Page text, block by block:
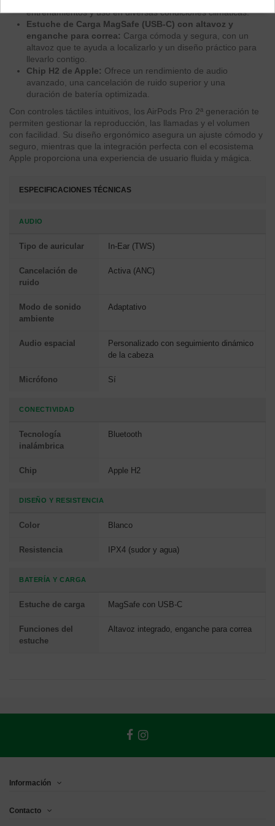
entrenamientos y uso en diversas condiciones climáticas.
Estuche de Carga MagSafe (USB-C) con altavoz y
enganche para correa: Carga cómoda y segura, con un
altavoz que te ayuda a localizarlo y un diseño práctico para
llevarlo contigo.
Chip H2 de Apple: Ofrece un rendimiento de audio
avanzado, una cancelación de ruido superior y una
duración de batería optimizada.
Con controles táctiles intuitivos, los AirPods Pro 2ª generación te
permiten gestionar la reproducción, las llamadas y el volumen
con facilidad. Su diseño ergonómico asegura un ajuste cómodo y
seguro, mientras que la integración perfecta con el ecosistema
Apple proporciona una experiencia de usuario fluida y mágica.
ESPECIFICACIONES TÉCNICAS
AUDIO
Tipo de auricular In-Ear (TWS)
Cancelación de
ruido
Activa (ANC)
Modo de sonido
ambiente
Adaptativo
Audio espacial
Personalizado con seguimiento dinámico
de la cabeza
Micrófono Sí
CONECTIVIDAD
Tecnología
inalámbrica
Bluetooth
Chip Apple H2
DISEÑO Y RESISTENCIA
Color Blanco
Resistencia IPX4 (sudor y agua)
BATERÍA Y CARGA
Estuche de carga MagSafe con USB-C
Funciones del
estuche
Altavoz integrado, enganche para correa
Información
Contacto